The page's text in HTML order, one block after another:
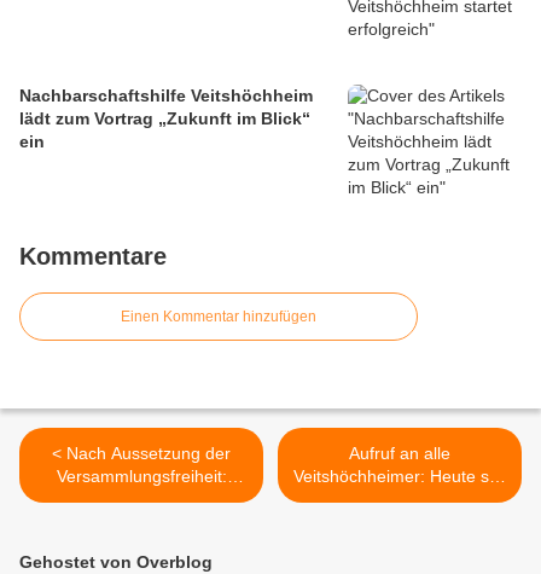
Nachbarschaftshilfe Veitshöchheim
lädt zum Vortrag „Zukunft im Blick“
ein
Kommentare
Einen Kommentar hinzufügen
< Nach Aussetzung der
Versammlungsfreiheit:
Welches Tool für die Video-
Aufruf an alle
Veitshöchheimer: Heute soll
wie in der ganzen Republik
Gehostet von Overblog